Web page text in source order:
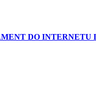
DO INTERNETU